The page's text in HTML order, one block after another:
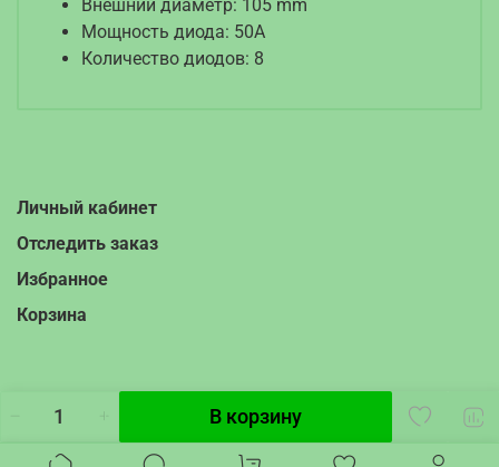
В корзину
Внешний диаметр: 105 mm
Мощность диода: 50A
Количество диодов: 8
Личный кабинет
Отследить заказ
Избранное
Корзина